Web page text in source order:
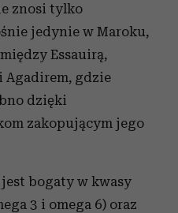
znosi tylko
jedynie w Maroku,
Essauirą,
Agadirem, gdzie
dzięki
zakopującym jego
bogaty w kwasy
3 i omega 6) oraz